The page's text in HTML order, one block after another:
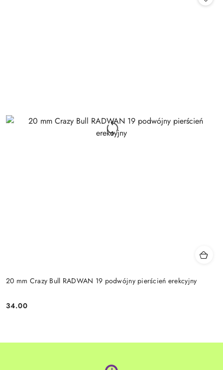
20 mm Crazy Bull RADWAN 19 podwójny pierścień erekcyjny
Cena:
34.00